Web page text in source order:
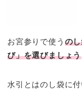
お宮参りで使う の
び」を選びましょう
水引とはのし袋に